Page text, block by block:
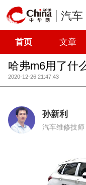
汽车
首页 文章
哈弗m6用了什
2020-12-26 21:47:43
孙新利
汽车维修技师